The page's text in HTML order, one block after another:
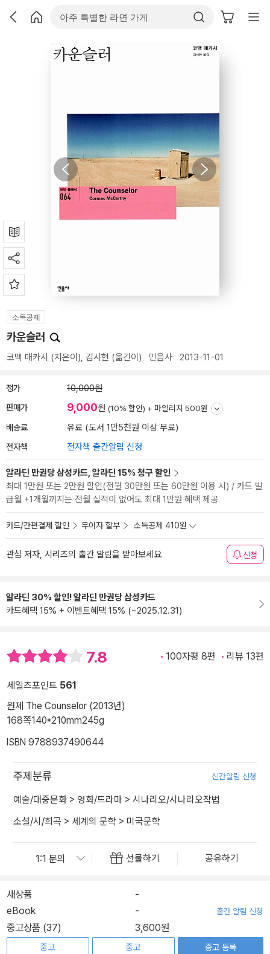
소득공제
카운슬러
코맥 매카시 (지은이), 김시현 (옮긴이) 민음사 2013-11-01
정가 10,000원
판매가 9,000원 (10% 할인) + 마일리지 500원
배송료 유료 (도서 1만5천원 이상 무료)
전자책 전자책 출간알림 신청
알라딘 만권당 삼성카드, 알라딘 15% 청구 할인
최대 1만원 또는 2만원 할인(전월 30만원 또는 60만원 이용 시) / 카드 발
급월 +1개월까지는 전월 실적이 없어도 최대 1만원 혜택 제공
카드/간편결제 할인 무이자 할부 소득공제 410원
관심 저자, 시리즈의 출간 알림을 받아보세요 신청
알라딘 30% 할인! 알라딘 만권당 삼성카드
카드혜택 15% + 이벤트혜택 15% (~2025.12.31)
7.8 100자평 8편 리뷰 13편
세일즈포인트 561
원제 The Counselor (2013년)
168쪽140*210mm245g
ISBN 9788937490644
주제분류 신간알림 신청
예술/대중문화 > 영화/드라마 > 시나리오/시나리오작법
소설/시/희곡 > 세계의 문학 > 미국문학
선물하기 공유하기
새상품
-
eBook
- 출간 알림 신청
중고상품 (37) 3,600원
중고
중고
중고 등록